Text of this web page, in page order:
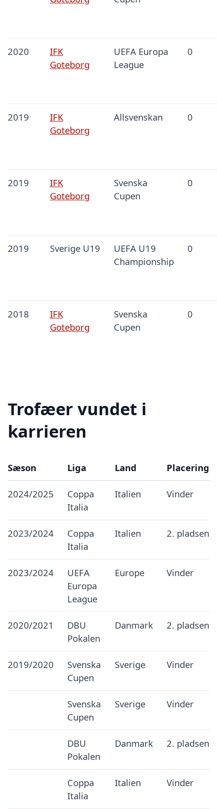
2020
IFK
Goteborg
UEFA Europa
League
0
2019
IFK
Goteborg
Allsvenskan 0
2019
IFK
Goteborg
Svenska
Cupen
0
2019 Sverige U19
UEFA U19
Championship
0
2018
IFK
Goteborg
Svenska
Cupen
0
Trofæer vundet i
karrieren
Sæson Liga Land Placering
2024/2025
Coppa
Italia
Italien Vinder
2023/2024
Coppa
Italia
Italien 2. pladsen
2023/2024
UEFA
Europa
League
Europe Vinder
2020/2021
DBU
Pokalen
Danmark 2. pladsen
2019/2020
Svenska
Cupen
Sverige Vinder
Svenska
Cupen
Sverige Vinder
DBU
Pokalen
Danmark 2. pladsen
Coppa
Italia
Italien Vinder